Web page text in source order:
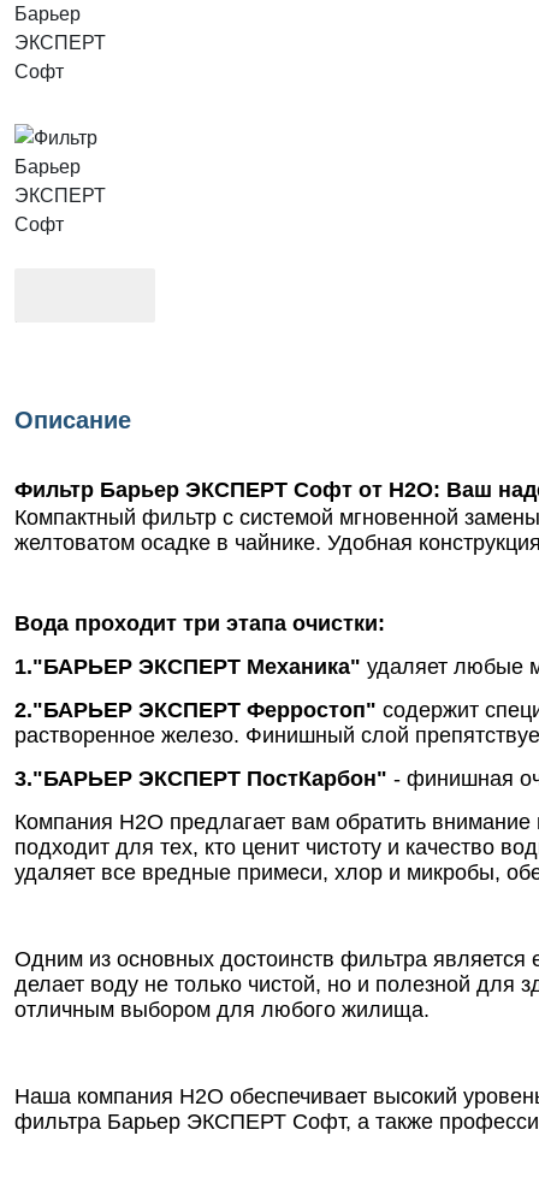
Описание
Фильтр Барьер ЭКСПЕРТ Софт от Н2О: Ваш
Компактный фильтр с системой мгновенной
желтоватом осадке в чайнике. Удобная
Вода проходит три этапа очистки:
1."БАРЬЕР ЭКСПЕРТ Механика" удаляет любые
2."БАРЬЕР ЭКСПЕРТ Ферростоп" содержит
растворенное железо. Финишный слой
3."БАРЬЕР ЭКСПЕРТ ПостКарбон" - финишная
Компания Н2О предлагает вам обратить
подходит для тех, кто ценит чистоту и качество
удаляет все вредные примеси, хлор и микробы,
Одним из основных достоинств фильтра является
делает воду не только чистой, но и полезной для
отличным выбором для любого жилища.
Наша компания Н2О обеспечивает высокий
фильтра Барьер ЭКСПЕРТ Софт, а также